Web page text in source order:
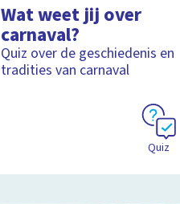
Wat weet jij over
carnaval?
Quiz over de geschiedenis en
tradities van carnaval
Quiz